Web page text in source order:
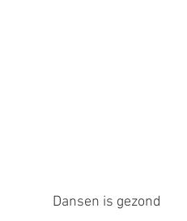
Dansen is gezond